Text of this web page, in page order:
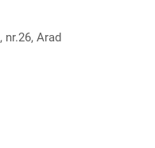
nr.26, Arad